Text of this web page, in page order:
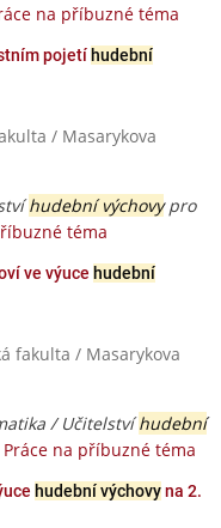
na příbuzné téma
pojetí hudební
/ Masarykova
hudební výchovypro
téma
ve výuce hudební
fakulta / Masarykova
/ Učitelstvíhudební
Práce na příbuzné téma
hudební výchovyna 2.